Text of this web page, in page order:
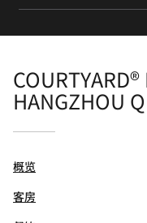
HANGZHOU
概览
客房